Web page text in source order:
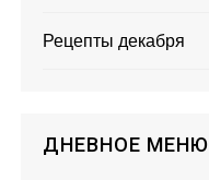
Рецепты декабря
ДНЕВНОЕ МЕНЮ